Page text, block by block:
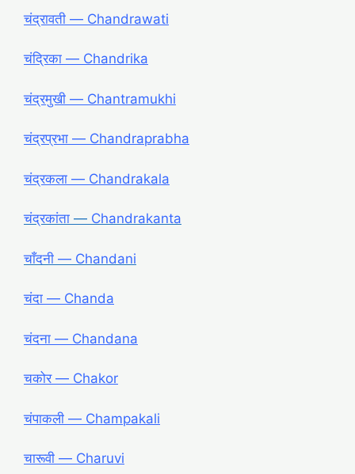
चंद्रावती ― Chandrawati
चंद्रिका ― Chandrika
चंद्रमुखी ― Chantramukhi
चंद्रप्रभा ― Chandraprabha
चंद्रकला ― Chandrakala
चंद्रकांता ― Chandrakanta
चाँदनी ― Chandani
चंदा ― Chanda
चंदना ― Chandana
चकोर ― Chakor
चंपाकली ― Champakali
चारूवी ― Charuvi